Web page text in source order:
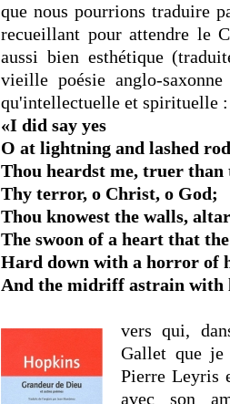
que nous pourrions traduire
recueillant pour attendre le
aussi bien esthétique
vieille poésie anglo-
qu'intellectuelle et spirituelle :
«I did say yes
O at lightning and lashed
Thou heardst me, truer than
Thy terror, o Christ, o God;
Thou knowest the walls,
The swoon of a heart that
Hard down with a horror of
And the midriff astrain with
vers qui,
Gallet que je
Pierre Leyris
avec son